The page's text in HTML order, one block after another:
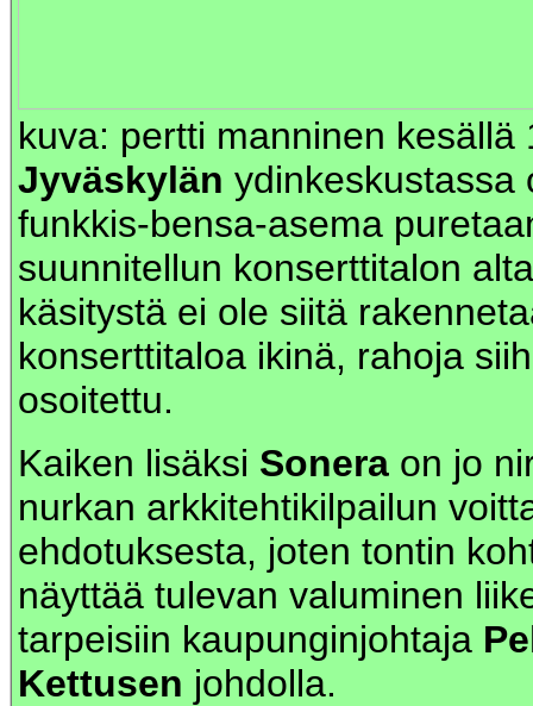
kuva: pertti manninen kesällä
Jyväskylän ydinkeskustassa
funkkis-bensa-asema
suunnitellun konserttitalon
käsitystä ei ole siitä
konserttitaloa ikinä, rahoja
osoitettu.
Kaiken lisäksi Sonera on jo
nurkan arkkitehtikilpailun
ehdotuksesta, joten tontin
näyttää tulevan valuminen
tarpeisiin kaupunginjohtaja
Kettusen johdolla.